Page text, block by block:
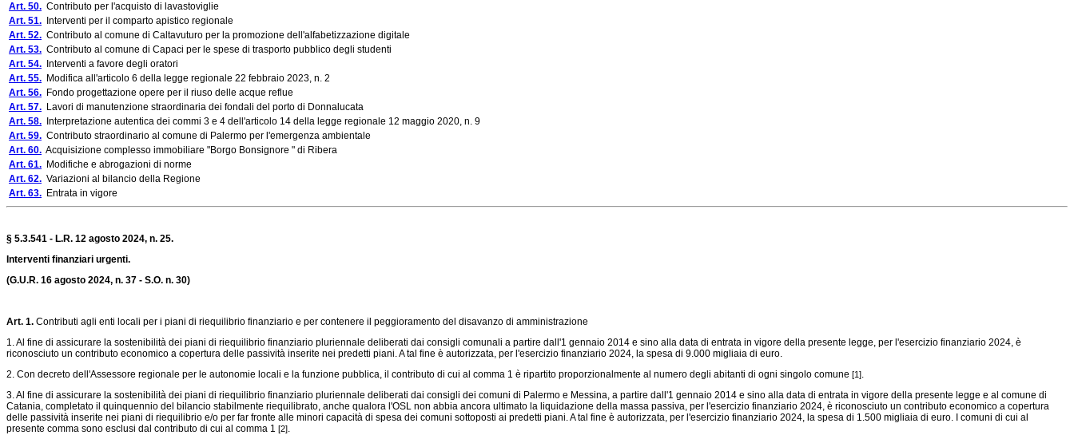
Art. 50. Contributo per l'acquisto di lavastoviglie
Art. 51. Interventi per il comparto apistico regionale
Art. 52. Contributo al comune di Caltavuturo per la promozione dell'alfabetizzazione digitale
Art. 53. Contributo al comune di Capaci per le spese di trasporto pubblico degli studenti
Art. 54. Interventi a favore degli oratori
Art. 55. Modifica all'articolo 6 della legge regionale 22 febbraio 2023, n. 2
Art. 56. Fondo progettazione opere per il riuso delle acque reflue
Art. 57. Lavori di manutenzione straordinaria dei fondali del porto di Donnalucata
Art. 58. Interpretazione autentica dei commi 3 e 4 dell'articolo 14 della legge regionale 12 maggio 2020, n. 9
Art. 59. Contributo straordinario al comune di Palermo per l'emergenza ambientale
Art. 60. Acquisizione complesso immobiliare "Borgo Bonsignore " di Ribera
Art. 61. Modifiche e abrogazioni di norme
Art. 62. Variazioni al bilancio della Regione
Art. 63. Entrata in vigore
§ 5.3.541 - L.R. 12 agosto 2024, n. 25.
Interventi finanziari urgenti.
(G.U.R. 16 agosto 2024, n. 37 - S.O. n. 30)
Art. 1. Contributi agli enti locali per i piani di riequilibrio finanziario e per contenere il peggioramento del disavanzo di amministrazione
1. Al fine di assicurare la sostenibilità dei piani di riequilibrio finanziario pluriennale deliberati dai consigli comunali a partire dall'1 gennaio 2014 e sino alla data di entrata in vigore della presente legge, per l'esercizio finanziario 2024, è
riconosciuto un contributo economico a copertura delle passività inserite nei predetti piani. A tal fine è autorizzata, per l'esercizio finanziario 2024, la spesa di 9.000 migliaia di euro.
2. Con decreto dell'Assessore regionale per le autonomie locali e la funzione pubblica, il contributo di cui al comma 1 è ripartito proporzionalmente al numero degli abitanti di ogni singolo comune [1].
3. Al fine di assicurare la sostenibilità dei piani di riequilibrio finanziario pluriennale deliberati dai consigli dei comuni di Palermo e Messina, a partire dall'1 gennaio 2014 e sino alla data di entrata in vigore della presente legge e al comune di
Catania, completato il quinquennio del bilancio stabilmente riequilibrato, anche qualora l'OSL non abbia ancora ultimato la liquidazione della massa passiva, per l'esercizio finanziario 2024, è riconosciuto un contributo economico a copertura
delle passività inserite nei piani di riequilibrio e/o per far fronte alle minori capacità di spesa dei comuni sottoposti ai predetti piani. A tal fine è autorizzata, per l'esercizio finanziario 2024, la spesa di 1.500 migliaia di euro. I comuni di cui al
presente comma sono esclusi dal contributo di cui al comma 1 [2].